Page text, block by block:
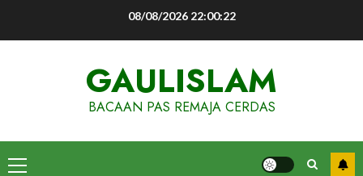
08/08/2026 22:00:23
GAULISLAM
BACAAN PAS REMAJA CERDAS
Primary